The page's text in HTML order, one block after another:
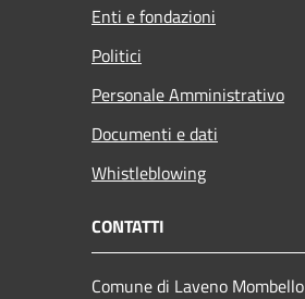
Enti e fondazioni
Politici
Personale Amministrativo
Documenti e dati
Whistleblowing
CONTATTI
Comune di Laveno Mombello